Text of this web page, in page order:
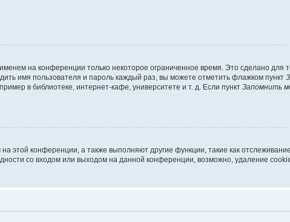
на конференции только некоторое ограниченное время. Это сделано для
имя пользователя и пароль каждый раз, вы можете отметить флажком пункт
в библиотеке, интернет-кафе, университете и т. д. Если пункт Запомнить
этой конференции, а также выполняют другие функции, такие как
со входом или выходом на данной конференции, возможно, удаление